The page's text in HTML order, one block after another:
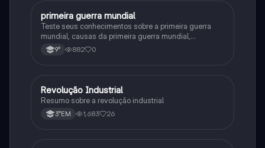
História
primeira guerra mundial
Teste seus conhecimentos sobre a primeira guerra
mundial, causas da primeira guerra mundial,
consequências da Primeira Guerra Mundial,fases da
primeira guerra mundial
9° 882 0
História
Revolução Industrial
Resumo sobre a revolução industrial
3°EM 1,683 26